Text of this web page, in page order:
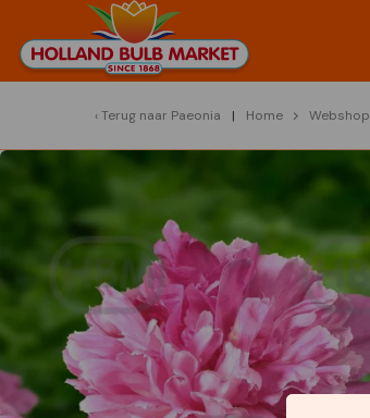
Terug naar Paeonia Home Webshop